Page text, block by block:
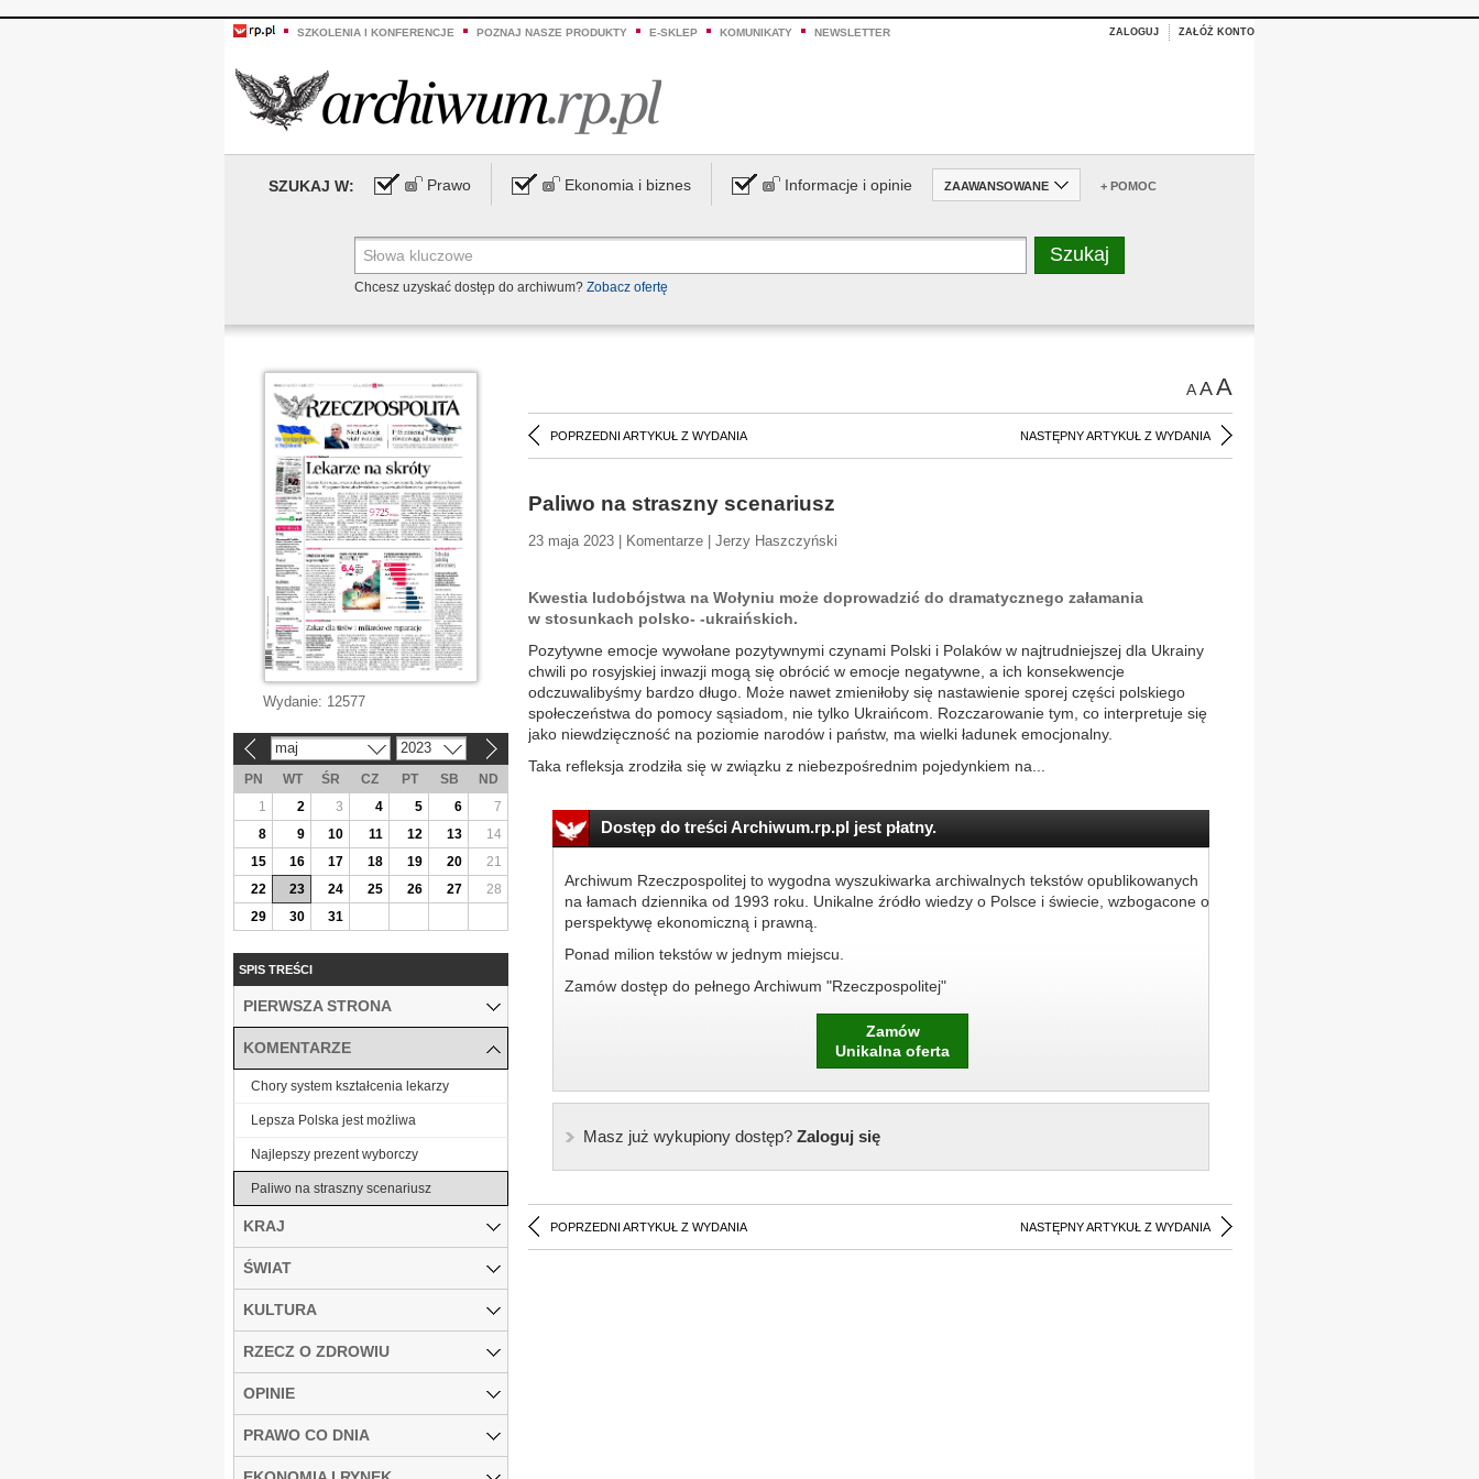
SZKOLENIA I KONFERENCJE POZNAJ NASZE PRODUKTY E-SKLEP KOMUNIKATY NEWSLETTER ZALOGUJ ZAŁÓŻ KONTO
SZUKAJ W: Prawo Ekonomia i biznes Informacje i opinie ZAAWANSOWANE + POMOC
Chcesz uzyskać dostęp do archiwum? Zobacz ofertę
AAA
POPRZEDNI ARTYKUŁ Z WYDANIA NASTĘPNY ARTYKUŁ Z WYDANIA
Paliwo na straszny scenariusz
23 maja 2023 | Komentarze | Jerzy Haszczyński
Kwestia ludobójstwa na Wołyniu może doprowadzić do dramatycznego załamania
w stosunkach polsko- -ukraińskich.
Pozytywne emocje wywołane pozytywnymi czynami Polski i Polaków w najtrudniejszej dla Ukrainy
chwili po rosyjskiej inwazji mogą się obrócić w emocje negatywne, a ich konsekwencje
odczuwalibyśmy bardzo długo. Może nawet zmieniłoby się nastawienie sporej części polskiego
społeczeństwa do pomocy sąsiadom, nie tylko Ukraińcom. Rozczarowanie tym, co interpretuje się
jako niewdzięczność na poziomie narodów i państw, ma wielki ładunek emocjonalny.
Taka refleksja zrodziła się w związku z niebezpośrednim pojedynkiem na...
Dostęp do treści Archiwum.rp.pl jest płatny.
Archiwum Rzeczpospolitej to wygodna wyszukiwarka archiwalnych tekstów opublikowanych
na łamach dziennika od 1993 roku. Unikalne źródło wiedzy o Polsce i świecie, wzbogacone o
perspektywę ekonomiczną i prawną.
Ponad milion tekstów w jednym miejscu.
Zamów dostęp do pełnego Archiwum "Rzeczpospolitej"
Zamów
Unikalna oferta
Masz już wykupiony dostęp?Zaloguj się
POPRZEDNI ARTYKUŁ Z WYDANIA NASTĘPNY ARTYKUŁ Z WYDANIA
Wydanie: 12577
maj 2023
PN WT ŚR CZ PT SB
ND
1
2 3 4 5 6
7
8
9 10 11 12 13
14
15
16 17 18 19 20
21
22
23 24 25 26 27
28
29
30 31
SPIS TREŚCI
PIERWSZA STRONA
KOMENTARZE
Chory system kształcenia lekarzy
Lepsza Polska jest możliwa
Najlepszy prezent wyborczy
Paliwo na straszny scenariusz
KRAJ
ŚWIAT
KULTURA
RZECZ O ZDROWIU
OPINIE
PRAWO CO DNIA